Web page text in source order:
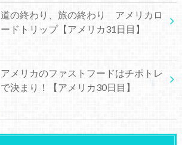
道の終わり、旅の終わり アメリカロ
ードトリップ【アメリカ31日目】
アメリカのファストフードはチポトレ
で決まり！【アメリカ30日目】